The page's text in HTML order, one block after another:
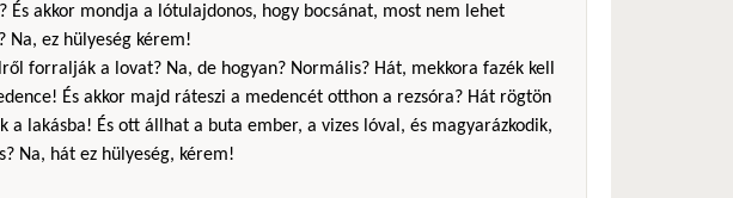
És akkor mondja a lótulajdonos, hogy bocsánat, most nem lehet
ez hülyeség kérem!
forralják a lovat? Na, de hogyan? Normális? Hát, mekkora fazék kell
És akkor majd ráteszi a medencét otthon a rezsóra? Hát rögtön
a lakásba! És ott állhat a buta ember, a vizes lóval, és magyarázkodik,
Na, hát ez hülyeség, kérem!